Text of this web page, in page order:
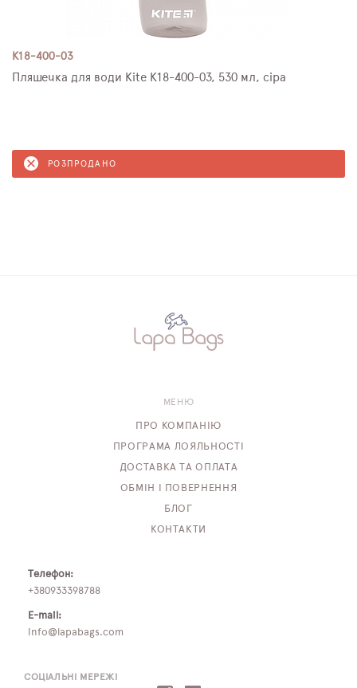
K18-400-03
Пляшечка для води Kite K18-400-03, 530 мл, сіра
РОЗПРОДАНО
СОЦІАЛЬНІ МЕРЕЖІ
МЕНЮ
ПРО КОМПАНІЮ
ПРОГРАМА ЛОЯЛЬНОСТІ
ДОСТАВКА ТА ОПЛАТА
ОБМІН І ПОВЕРНЕННЯ
БЛОГ
КОНТАКТИ
Телефон:
+380933398788
E-mail:
info@lapabags.com